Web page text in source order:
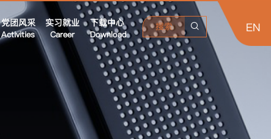
党团风采
Activities
实习就业
Career
下载中心
Download
搜索 EN